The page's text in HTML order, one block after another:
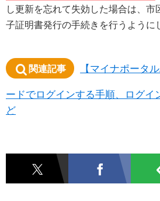
し更新を忘れて失効した場合は、
子証明書発行の手続きを行うように
関連記事
【マイナポータ
ードでログインする手順、ログイ
ど